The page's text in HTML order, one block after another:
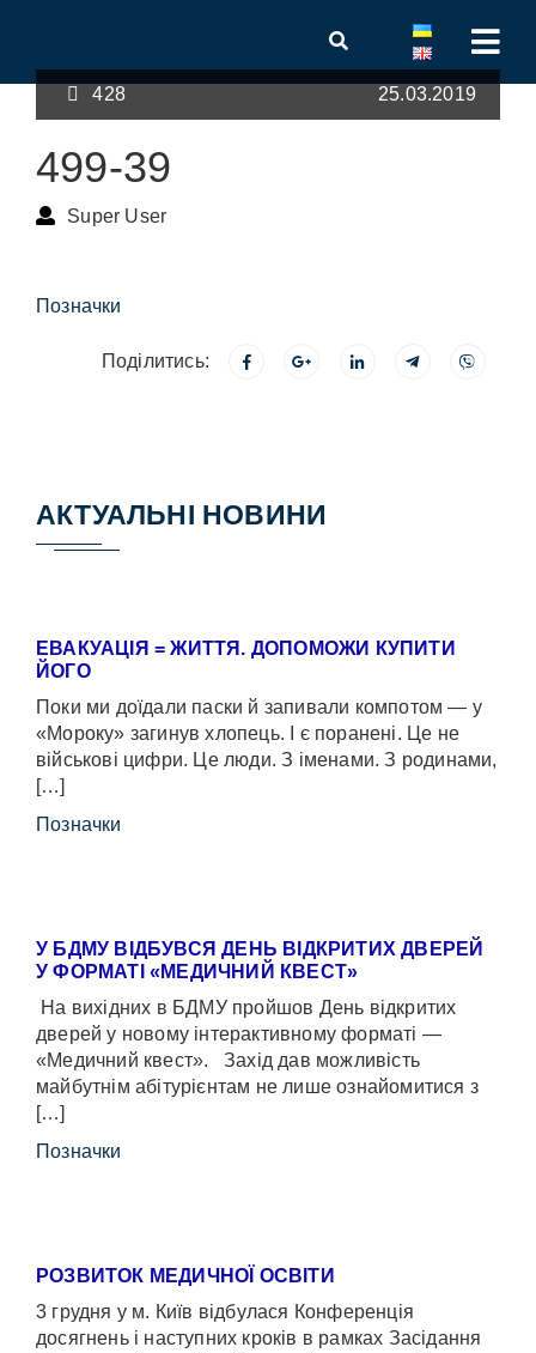
428 25.03.2019
499-39
Super User
Позначки
Поділитись:
АКТУАЛЬНІ НОВИНИ
ЕВАКУАЦІЯ = ЖИТТЯ. ДОПОМОЖИ КУПИТИ
ЙОГО
Поки ми доїдали паски й запивали компотом — у
«Мороку» загинув хлопець. І є поранені. Це не
військові цифри. Це люди. З іменами. З родинами,
[…]
Позначки
У БДМУ ВІДБУВСЯ ДЕНЬ ВІДКРИТИХ ДВЕРЕЙ
У ФОРМАТІ «МЕДИЧНИЙ КВЕСТ»
На вихідних в БДМУ пройшов День відкритих
дверей у новому інтерактивному форматі —
«Медичний квест». Захід дав можливість
майбутнім абітурієнтам не лише ознайомитися з
[…]
Позначки
РОЗВИТОК МЕДИЧНОЇ ОСВІТИ
3 грудня у м. Київ відбулася Конференція
досягнень і наступних кроків в рамках Засідання